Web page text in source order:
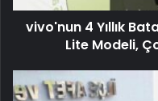
vivo'nun 4 Yıllık
Lite Modeli,